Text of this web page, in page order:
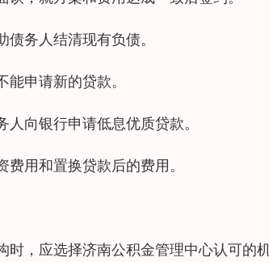
务人结清现有负债。
申请新的贷款。
向银行申请低息优质贷款。
用和置换贷款后的费用。
，应选择济南公积金管理中心认可的